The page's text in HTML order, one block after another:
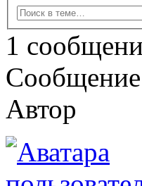
1
Сообщение
Автор